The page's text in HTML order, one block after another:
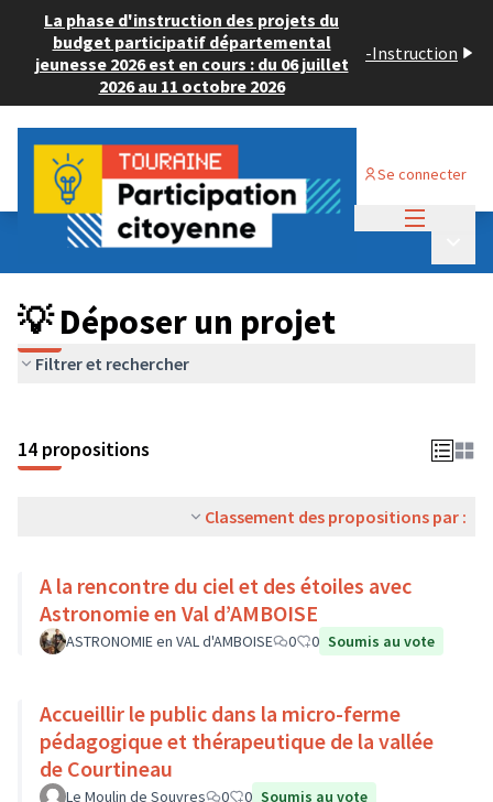
La phase d'instruction des projets du
budget participatif départemental
jeunesse 2026 est en cours : du 06 juillet
2026 au 11 octobre 2026
-Instruction
Se connecter
Budget Participatif ADULTE 2024
💡 Déposer un projet
💡 Déposer un projet
Filtrer et rechercher
14 propositions
Classement des propositions par :
A la rencontre du ciel et des étoiles avec
Astronomie en Val d’AMBOISE
ASTRONOMIE en VAL d'AMBOISE 0 0 Soumis au vote
Accueillir le public dans la micro-ferme
pédagogique et thérapeutique de la vallée
de Courtineau
Le Moulin de Souvres 0 0 Soumis au vote